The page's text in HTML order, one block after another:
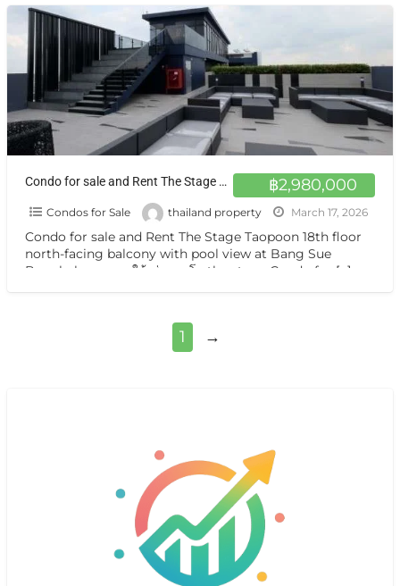
฿2,980,000
Condo for sale and Rent The Stage Taopoon 18th floor north-facing balcony with pool view at Bang Sue Bangkok
Condos for Sale thailand property March 17, 2026
Condo for sale and Rent The Stage Taopoon 18th floor
north-facing balcony with pool view at Bang Sue
Bangkok ขาย และให้เช่าคอนโด the stage Condo for […]
1 →